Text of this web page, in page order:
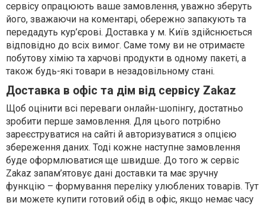
сервісу опрацюють ваше замовлення, уважно зберуть
його, зважаючи на коментарі, обережно запакують та
передадуть кур’єрові. Доставка у м. Київ здійснюється
відповідно до всіх вимог. Саме тому ви не отримаєте
побутову хімію та харчові продукти в одному пакеті, а
також будь-які товари в незадовільному стані.
Доставка в офіс та дім від сервісу Zakaz
Щоб оцінити всі переваги онлайн-шопінгу, достатньо
зробити перше замовлення. Для цього потрібно
зареєструватися на сайті й авторизуватися з опцією
збереження даних. Тоді кожне наступне замовлення
буде оформлюватися ще швидше. До того ж сервіс
Zakaz запам’ятовує дані доставки та має зручну
функцію – формування переліку улюблених товарів. Тут
ви можете купити готовий обід в офіс, якщо немає часу